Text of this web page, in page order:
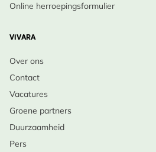
Online herroepingsformulier
VIVARA
Over ons
Contact
Vacatures
Groene partners
Duurzaamheid
Pers